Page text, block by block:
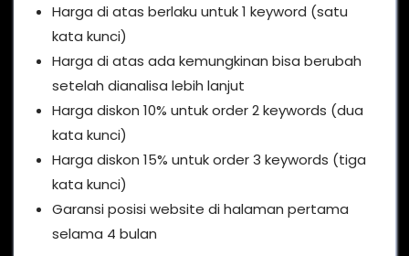
Harga di atas berlaku untuk 1 keyword (satu
kata kunci)
Harga di atas ada kemungkinan bisa berubah
setelah dianalisa lebih lanjut
Harga diskon 10% untuk order 2 keywords (dua
kata kunci)
Harga diskon 15% untuk order 3 keywords (tiga
kata kunci)
Garansi posisi website di halaman pertama
selama 4 bulan